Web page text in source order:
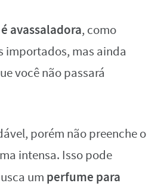
avassaladora, como
importados, mas ainda
você não passará
porém não preenche o
intensa. Isso pode
um perfume para